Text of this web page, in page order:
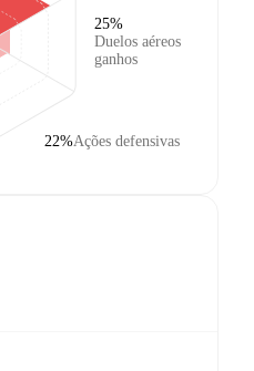
Duelos aéreos
ganhos
25%
Ações defensivas
22%